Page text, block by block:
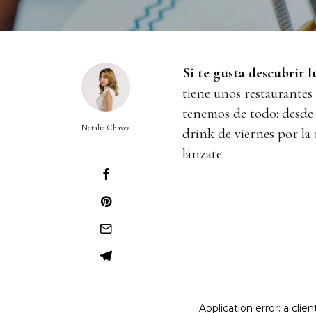
Natalia Chavez
Si te gusta descubrir
tiene unos
tenemos de todo:
drink de viernes por la
lánzate.